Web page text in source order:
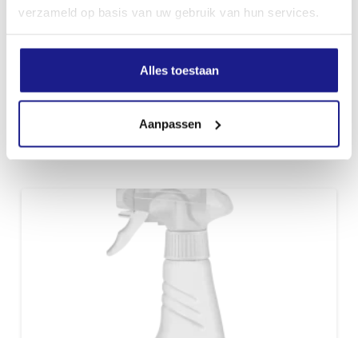
verzameld op basis van uw gebruik van hun services.
Alles toestaan
Aanpassen